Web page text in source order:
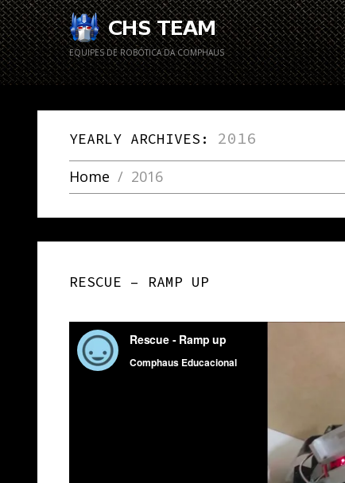
EQUIPES DE ROBÓTICA DA COMPHAUS
YEARLY ARCHIVES: 2016
Home 2016
RESCUE – RAMP UP